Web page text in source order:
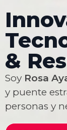
&
Soy Rosa
y puente
personas y